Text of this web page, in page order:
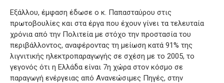
Εξάλλου, έμφαση έδωσε ο κ. Παπασταύρου στις
πρωτοβουλίες και στα έργα που έχουν γίνει τα τελευταία
χρόνια από την Πολιτεία με στόχο την προστασία του
περιβάλλοντος, αναφέροντας τη μείωση κατά 91% της
λιγνιτικής ηλεκτροπαραγωγής σε σχέση με το 2005, το
γεγονός ότι η Ελλάδα είναι 7η χώρα στον κόσμο σε
παραγωγή ενέργειας από Ανανεώσιμες Πηγές, στην